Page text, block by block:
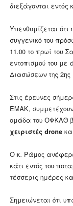
διεξάγονται εντός
Υπενθυμίζεται
συγγενικό του
11.00 το πρωί του
εντοπισμού του
Διασώσεων της 2ης
Στις έρευνες
ΕΜΑΚ, συμμετέχουν
ομάδα του ΟΦΚΑΘ
χειριστές drone
Ο κ. Ράμος ανέφερε
κάτι εντός του
τέσσερις ημέρες
Σημειώνεται ότι